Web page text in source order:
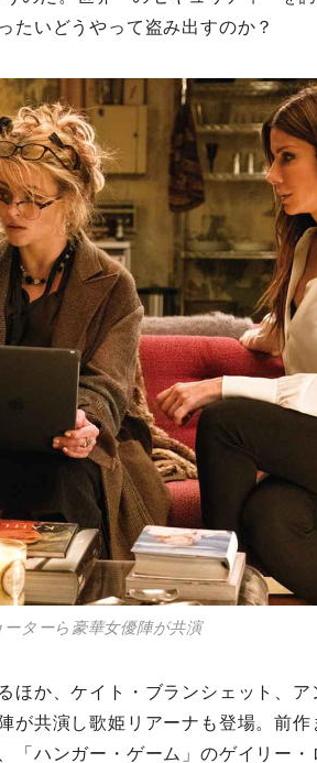
たいどうやって盗み出すのか？
ターら豪華女優陣が共演
ほか、ケイト・ブランシェット、ア
が共演し歌姫リアーナも登場。前作
「ハンガー・ゲーム」のゲイリー・